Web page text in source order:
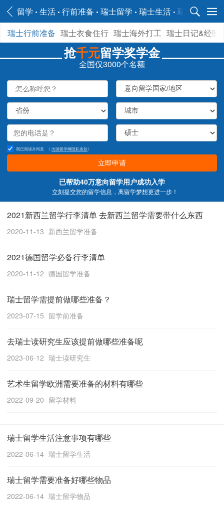
留学 生活 行前准备 瑞士留学 瑞士生活 瑞士行前准
瑞士行前准备 瑞士衣食住行 瑞士海外打工 瑞士日记&经验
抢千元留学奖学金
全国仅3000个名额
我已阅读并同意 《出国留学网隐私条款》
立即申请
已帮助40万意向留学用户成功入学
立刻提交您的留学信息，离留学梦想更进一步！
2021新西兰留学行李清单 去新西兰留学需要带什么东西
2020-11-13 新西兰留学准备
2021德国留学必备行李清单
2020-11-12 德国留学准备
瑞士留学需提前做哪些准备？
2023-07-15 留学前准备
去瑞士读研究生应该提前做哪些准备呢
2023-06-12 瑞士读研究生
艺术生留学欧洲需要准备的材料有哪些
2022-09-20 留学材料
瑞士留学生活注意事项有哪些
2022-06-14 瑞士留学生活
瑞士留学需要准备好哪些物品
2022-06-14 瑞士留学物品